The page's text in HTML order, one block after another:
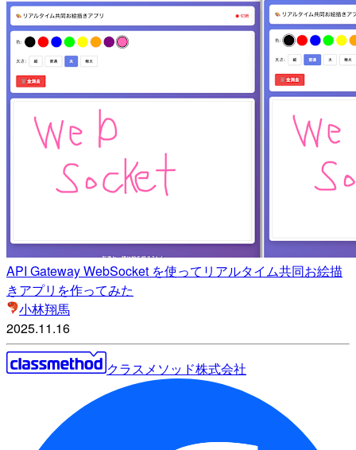
API Gateway WebSocket を使ってリアルタイム共同お絵描
きアプリを作ってみた
小林翔馬
2025.11.16
クラスメソッド株式会社